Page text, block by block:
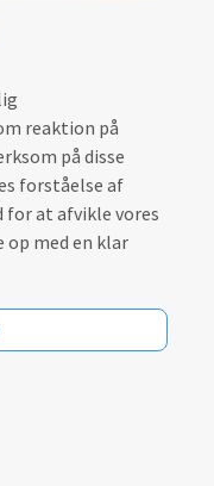
reaktion på
på disse
forståelse af
for at afvikle vores
op med en klar